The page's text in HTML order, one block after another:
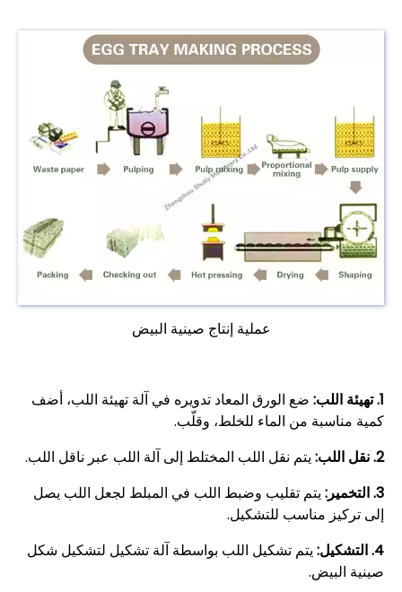
عملية إنتاج صينية البيض
1. تهيئة اللب:
ضع الورق المعاد تدويره في آلة تهيئة اللب، أضف
كمية مناسبة من الماء للخلط، وقلّب.
2. نقل اللب:
يتم نقل اللب المختلط إلى آلة اللب عبر ناقل اللب.
3. التخمير:
يتم تقليب وضبط اللب في المبلط لجعل اللب يصل
إلى تركيز مناسب للتشكيل.
4. التشكيل:
يتم تشكيل اللب بواسطة آلة تشكيل لتشكيل شكل
صينية البيض.